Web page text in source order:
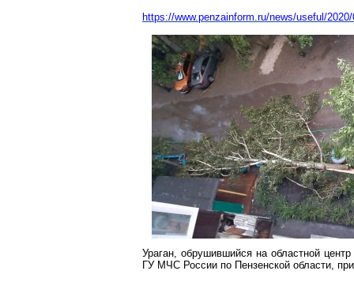
https://www.penzainform.ru/news/useful/
Ураган, обрушившийся на областной
ГУ МЧС России по Пензенской области,